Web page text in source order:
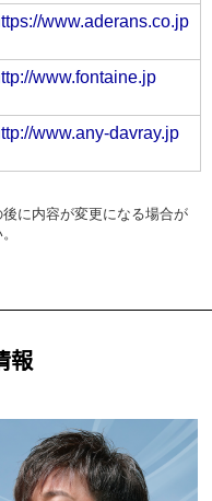
www.aderans.co.jp
www.fontaine.jp
www.any-davray.jp
に内容が変更になる場合が
報